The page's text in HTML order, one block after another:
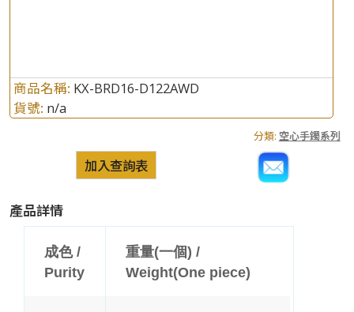
商品名稱: KX-BRD16-D122AWD
貨號: n/a
分類: 空心手鐲系列
加入查詢表
產品詳情
成色 /
Purity
重量(一個) /
Weight(One piece)